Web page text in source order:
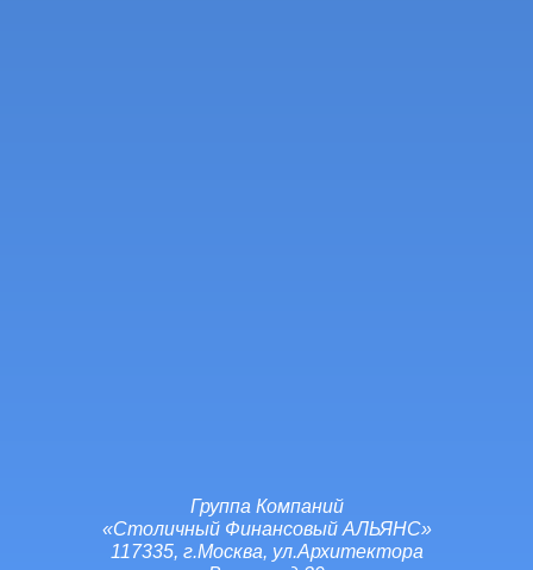
Группа Компаний
«Столичный Финансовый АЛЬЯНС»
117335, г.Москва, ул.Архитектора